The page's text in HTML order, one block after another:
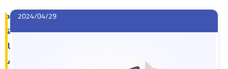
2024/04/29
ک
ت
ا
ب